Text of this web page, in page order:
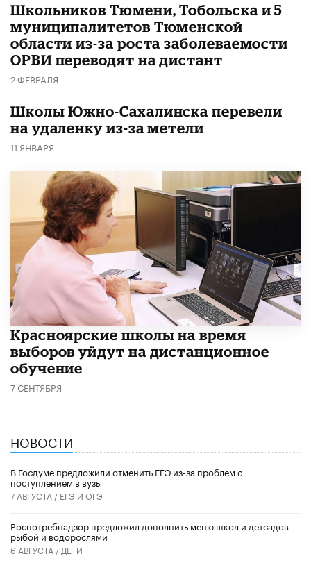
Школьников Тюмени, Тобольска и 5
муниципалитетов Тюменской
области из-за роста заболеваемости
ОРВИ переводят на дистант
2 ФЕВРАЛЯ
Школы Южно-Сахалинска перевели
на удаленку из-за метели
11 ЯНВАРЯ
Красноярские школы на время
выборов уйдут на дистанционное
обучение
7 СЕНТЯБРЯ
НОВОСТИ
В Госдуме предложили отменить ЕГЭ из-за проблем с
поступлением в вузы
7 АВГУСТА / ЕГЭ И ОГЭ
Роспотребнадзор предложил дополнить меню школ и детсадов
рыбой и водорослями
6 АВГУСТА / ДЕТИ